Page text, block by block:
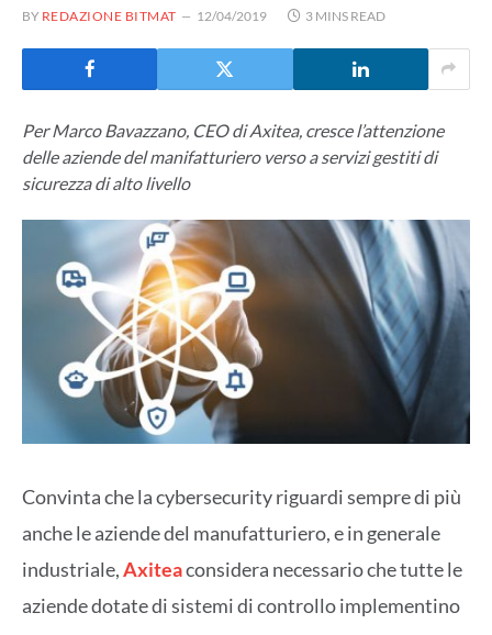
BY REDAZIONE BITMAT 12/04/2019 3 MINS READ
Per Marco Bavazzano, CEO di Axitea, cresce l’attenzione
delle aziende del manifatturiero verso a servizi gestiti di
sicurezza di alto livello
Convinta che la cybersecurity riguardi sempre di più
anche le aziende del manufatturiero, e in generale
industriale,Axiteaconsidera necessario che tutte le
aziende dotate di sistemi di controllo implementino